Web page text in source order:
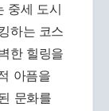
중세 도시
하는 코스
한 힐링을
아픔을
문화를